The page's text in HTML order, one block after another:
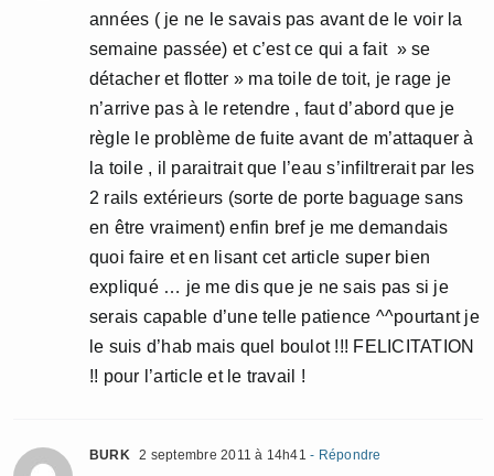
années ( je ne le savais pas avant de le voir la
semaine passée) et c’est ce qui a fait » se
détacher et flotter » ma toile de toit, je rage je
n’arrive pas à le retendre , faut d’abord que je
règle le problème de fuite avant de m’attaquer à
la toile , il paraitrait que l’eau s’infiltrerait par les
2 rails extérieurs (sorte de porte baguage sans
en être vraiment) enfin bref je me demandais
quoi faire et en lisant cet article super bien
expliqué … je me dis que je ne sais pas si je
serais capable d’une telle patience ^^pourtant je
le suis d’hab mais quel boulot !!! FELICITATION
!! pour l’article et le travail !
BURK 2 septembre 2011 à 14h41 - Répondre